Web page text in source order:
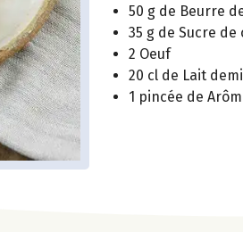
50 g de Beurre
35 g de Sucre de
2 Oeuf
20 cl de Lait
1 pincée de